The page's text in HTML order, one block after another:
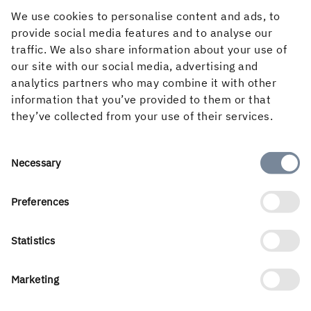
We use cookies to personalise content and ads, to
provide social media features and to analyse our
traffic. We also share information about your use of
our site with our social media, advertising and
analytics partners who may combine it with other
information that you’ve provided to them or that
they’ve collected from your use of their services.
Consent
Necessary
Preferences
Statistics
Marketing
Det bästa med mitt sommarjobb, förutom alla trevliga
medarbetare, är att jag får ta mycket ansvar själv och
verkligen vara drivande i de projekten jag jobbar med.
Vad hade du för förväntningar och är
det något som förvånat dig?
bruket. Innan jag kom till Holmen var jag ganska nervös
över hur jargongen skulle vara och om det skulle finnas en
tydlig hierarki men jag har inte alls upplevt någon av
dessa fördomar under min tid på Holmen. Du blir en del
sommarjobb.
Skulle du kunna tänka dig att jobba